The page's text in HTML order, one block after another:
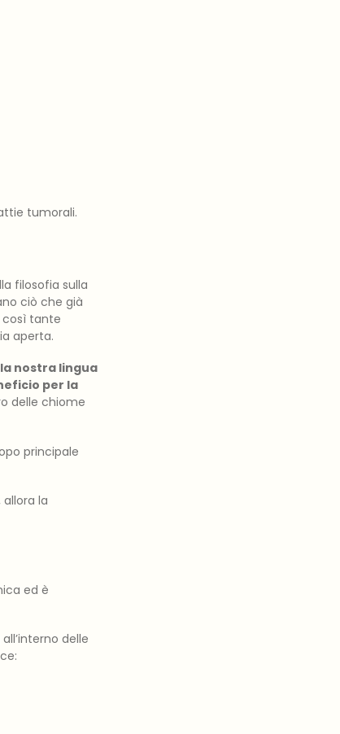
tumorali.
filosofia sulla
ciò che già
così tante
aperta.
nostra lingua
per la
delle chiome
principale
la
ed è
delle